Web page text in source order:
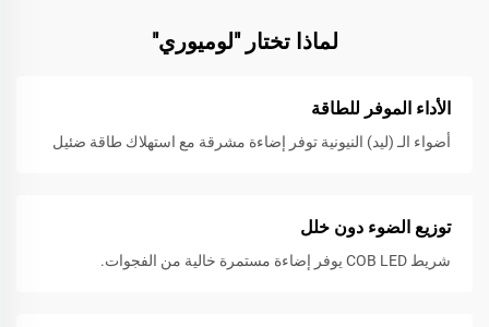
لماذا تختار "لوميوري"
الأداء الموفر للطاقة
أضواء الـ (ليد) النيونية توفر إضاءة مشرقة مع استهلاك طاقة ضئيل
توزيع الضوء دون خلل
شريط COB LED يوفر إضاءة مستمرة خالية من الفجوات.